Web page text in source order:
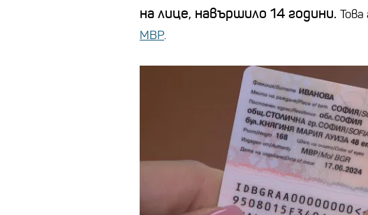
на лице, навършило 14 години.
МВР.